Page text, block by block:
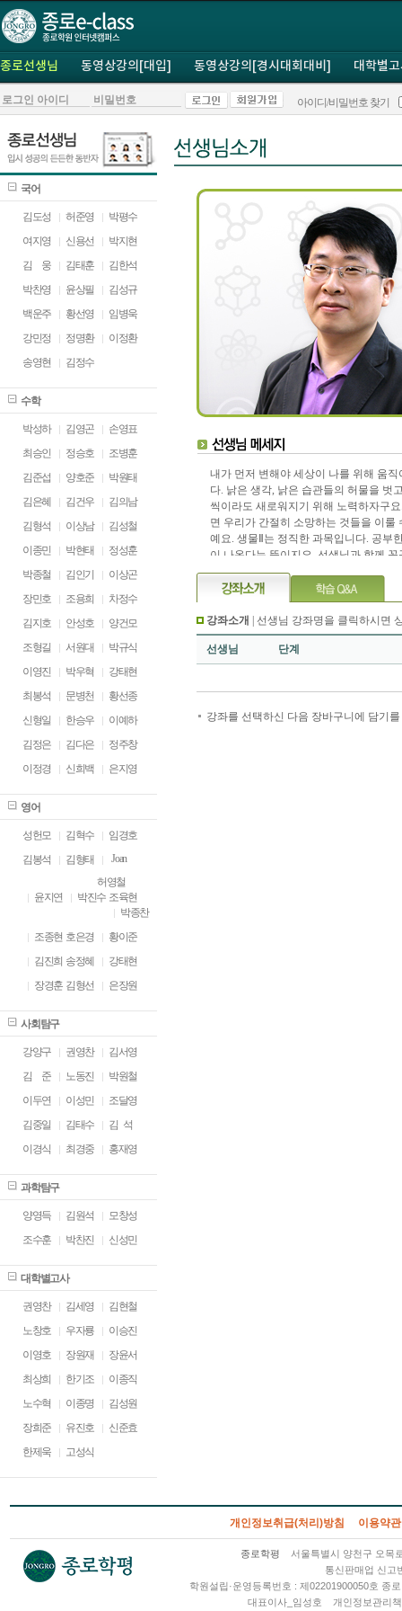
종로선생님 동영상강의[대입] 동영상강의[경시대회대비] 대학별
아이디/비밀번호 찾기
국어
김도성 허준영
박평수
여지영
신용선
박지현
김
웅 김태훈
김한석
박찬영
윤상필
김성규
백운주
황선영
임병욱
강민정
정명환
이정환
송영현
김정수
수학
박성하 김영곤
손영표
최승인
정승호
조병훈
김준섭
양호준
박원태
김은혜
김건우
김의남
김형석
이상남
김성철
이종민
박현태
정성훈
박종철
김인기
이상곤
장민호
조용희
차정수
김지호
안성호
양건모
조형길
서원대
박규식
이영진
박우혁
강태현
최봉석
문병천
황선종
신형일
한승우
이예하
김정은
김다은
정주창
이정경
신희백 은지영
영어
성헌모 김혁수
임경호
김봉석
김형태
Joan
허영철
윤지연
박진수 조육현
박종찬
조종현 호은경
황이준
김진희 송정혜
강태현
장경훈 김형선 은장원
사회탐구
강양구 권영찬
김서영
김
준 노동진
박원철
이두연
이성민
조달영
김중일
김태수
김 석
이경식
최경중 홍재영
과학탐구
양영득 김원석
모창성
조수훈
박찬진 신성민
대학별고사
권영찬 김세영
김현철
노창호
우자룡
이승진
이영호
장원재
장윤서
최상희
한기조
이종직
노수혁
이종명
김성원
장희준
유진호
신준효
한제욱
고성식
내가 먼저 변해야 세상이 나를 위해 움직
다. 낡은 생각, 낡은 습관들의 허물을 벗
씩이라도 새로워지기 위해 노력하자구
면 우리가 간절히 소망하는 것들을 이룰
예요. 생물Ⅱ는 정직한 과목입니다. 공부
이 나온다는 뜻이지요. 선생님과 함께 꼼
겁게 공부해보자구요..^^
강좌소개 | 선생님 강좌명을 클릭하시면
선생님 단계
강좌를 선택하신 다음 장바구니에 담기
개인정보취급(처리)방침 이용약관
종로학평
서울특별시 양천구 오목
통신판매업 신고
학원설립·운영등록번호 : 제02201900050호 종
대표이사_임성호
개인정보관리